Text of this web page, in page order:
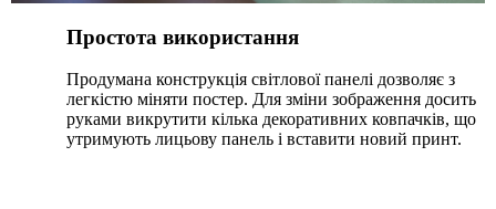
Простота використання
Продумана конструкція світлової панелі дозволяє з
легкістю міняти постер. Для зміни зображення досить
руками викрутити кілька декоративних ковпачків, що
утримують лицьову панель і вставити новий принт.